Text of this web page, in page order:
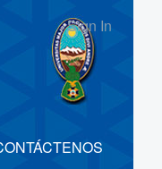
Sign In